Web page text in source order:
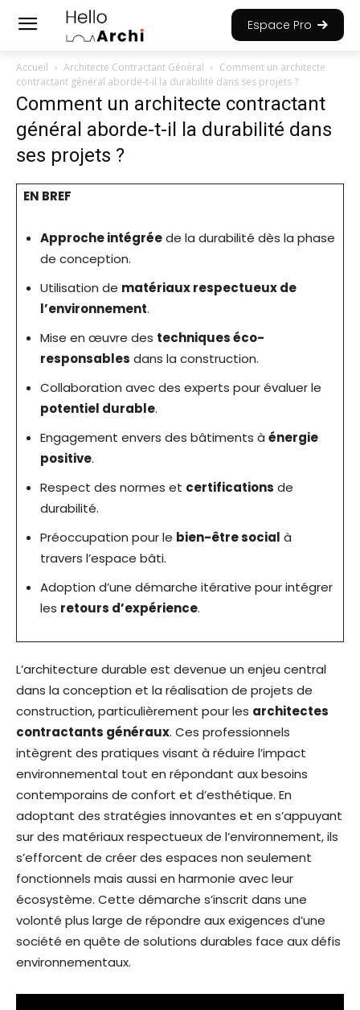
Espace Pro
Accueil Architecte Contractant Général
Comment un architecte
contractant général aborde-t-il la durabilité dans ses projets ?
Comment un architecte contractant
général aborde-t-il la durabilité dans
ses projets ?
EN BREF
Approche intégréede la durabilité dès la phase
de conception.
Utilisation de matériaux respectueux de
l’environnement.
Mise en œuvre des techniques éco-
responsables dans la construction.
Collaboration avec des experts pour évaluer le
potentiel durable.
Engagement envers des bâtiments à énergie
positive.
Respect des normes et certifications de
durabilité.
Préoccupation pour le bien-être social à
travers l’espace bâti.
Adoption d’une démarche itérative pour intégrer
les retours d’expérience.
L’architecture durable est devenue un enjeu central
dans la conception et la réalisation de projets de
construction, particulièrement pour les architectes
contractants généraux. Ces professionnels
intègrent des pratiques visant à réduire l’impact
environnemental tout en répondant aux besoins
contemporains de confort et d’esthétique. En
adoptant des stratégies innovantes et en s’appuyant
sur des matériaux respectueux de l’environnement, ils
s’efforcent de créer des espaces non seulement
fonctionnels mais aussi en harmonie avec leur
écosystème. Cette démarche s’inscrit dans une
volonté plus large de répondre aux exigences d’une
société en quête de solutions durables face aux défis
environnementaux.